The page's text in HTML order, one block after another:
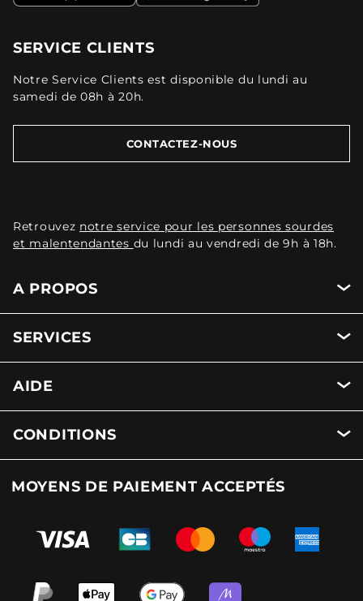
SERVICE CLIENTS
Notre Service Clients est disponible du lundi au
samedi de 08h à 20h.
CONTACTEZ-NOUS
Retrouvez notre service pour les personnes sourdes
et malentendantes du lundi au vendredi de 9h à 18h.
A PROPOS
SERVICES
AIDE
CONDITIONS
MOYENS DE PAIEMENT ACCEPTÉS